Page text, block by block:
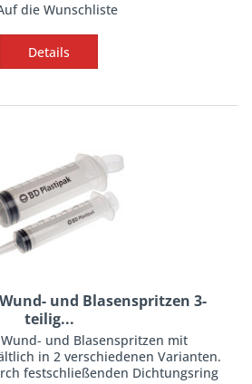
die Wunschliste
Details
und Blasenspritzen 3-
teilig...
und Blasenspritzen mit
in 2 verschiedenen Varianten.
festschließenden Dichtungsring